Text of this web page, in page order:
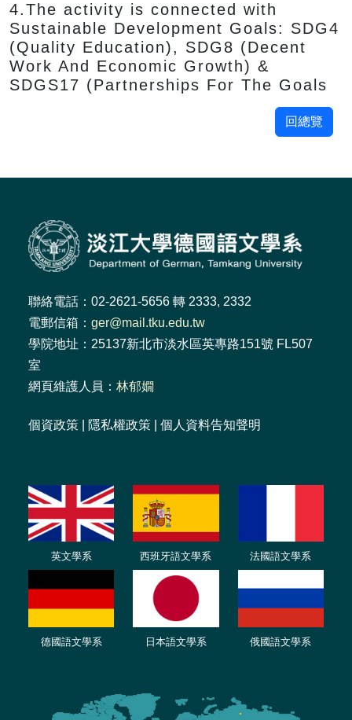
4.The activity is connected with
Sustainable Development Goals: SDG4
(Quality Education), SDG8 (Decent
Work And Economic Growth) &
SDGS17 (Partnerships For The Goals
回總覽
聯絡電話：02-2621-5656 轉 2333, 2332
電郵信箱： ger@mail.tku.edu.tw
學院地址：25137新北市淡水區英專路151號 FL507
室
網頁維護人員： 林郁嫺
個資政策 隱私權政策 個人資料告知聲明
英文學系 西班牙語文學系 法國語文學系
德國語文學系 日本語文學系 俄國語文學系